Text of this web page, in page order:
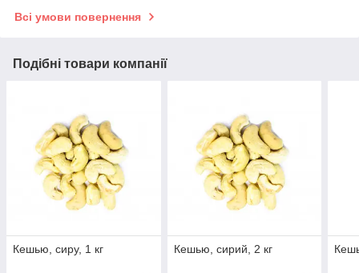
Всі умови повернення
Подібні товари компанії
Кешью, сиру, 1 кг Кешью, сирий, 2 кг